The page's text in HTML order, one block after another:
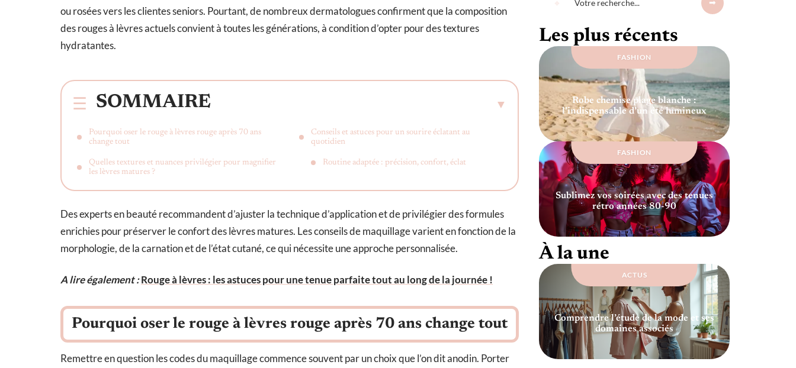
ou rosées vers les clientes seniors. Pourtant, de nombreux dermatologues confirment que la composition
des rouges à lèvres actuels convient à toutes les générations, à condition d’opter pour des textures
hydratantes.
SOMMAIRE
Pourquoi oser le rouge à lèvres rouge après 70 ans
change tout
Quelles textures et nuances privilégier pour magnifier
les lèvres matures ?
Conseils et astuces pour un sourire éclatant au
quotidien
Routine adaptée : précision, confort, éclat
Des experts en beauté recommandent d’ajuster la technique d’application et de privilégier des formules
enrichies pour préserver le confort des lèvres matures. Les conseils de maquillage varient en fonction de la
morphologie, de la carnation et de l’état cutané, ce qui nécessite une approche personnalisée.
A lire également :Rouge à lèvres : les astuces pour une tenue parfaite tout au long de la journée !
Pourquoi oser le rouge à lèvres rouge après 70 ans change tout
Remettre en question les codes du maquillage commence souvent par un choix que l’on dit anodin. Porter
Les plus récents
FASHION
Robe chemise plage blanche :
l’indispensable d’un été lumineux
FASHION
Sublimez vos soirées avec des tenues
rétro années 80-90
À la une
ACTUS
Comprendre l’étude de la mode et ses
domaines associés